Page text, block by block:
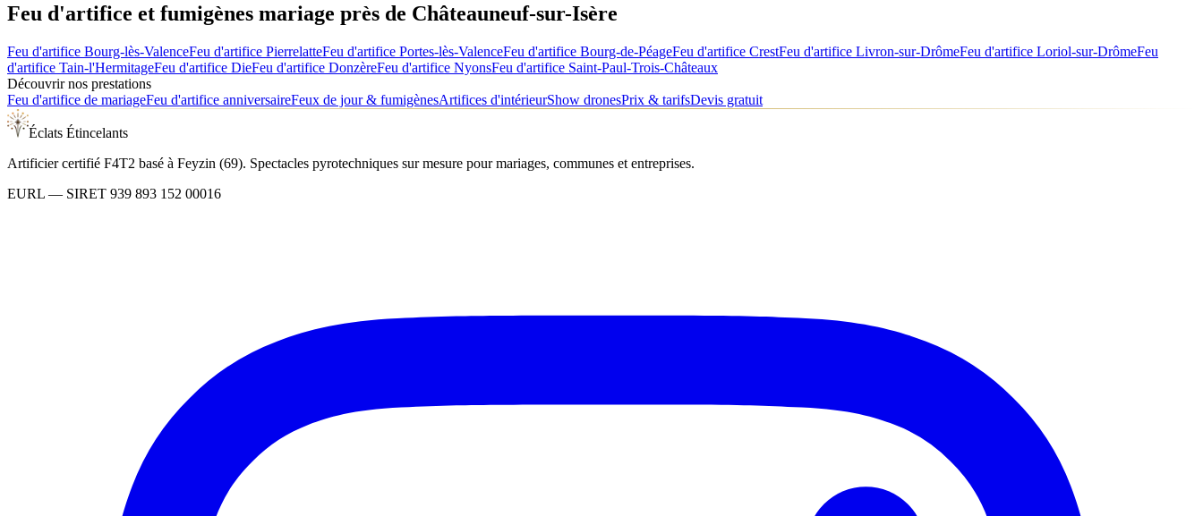
Feu d'artifice et fumigènes mariage près de Châteauneuf-sur-Isère
Feu d'artifice Bourg-lès-ValenceFeu d'artifice PierrelatteFeu d'artifice Portes-lès-ValenceFeu d'artifice Bourg-de-PéageFeu d'artifice CrestFeu d'artifice Livron-sur-DrômeFeu d'artifice Loriol-sur-DrômeFeu
d'artifice Tain-l'HermitageFeu d'artifice DieFeu d'artifice DonzèreFeu d'artifice NyonsFeu d'artifice Saint-Paul-Trois-Châteaux
Découvrir nos prestations
Feu d'artifice de mariageFeu d'artifice anniversaireFeux de jour & fumigènesArtifices d'intérieurShow dronesPrix & tarifsDevis gratuit
Éclats Étincelants
Artificier certifié F4T2 basé à Feyzin (69). Spectacles pyrotechniques sur mesure pour mariages, communes et entreprises.
EURL — SIRET 939 893 152 00016